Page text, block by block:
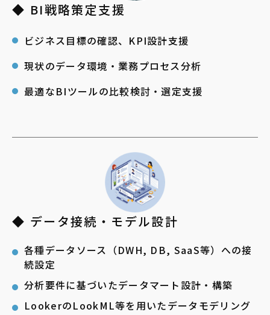
◆ BI戦略策定支援
ビジネス目標の確認、KPI設計支援
現状のデータ環境・業務プロセス分析
最適なBIツールの比較検討・選定支援
◆ データ接続・モデル設計
各種データソース（DWH, DB, SaaS等）への接
続設定
分析要件に基づいたデータマート設計・構築
LookerのLookML等を用いたデータモデリング